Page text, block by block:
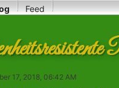
Feed
17, 2018, 06:42 AM